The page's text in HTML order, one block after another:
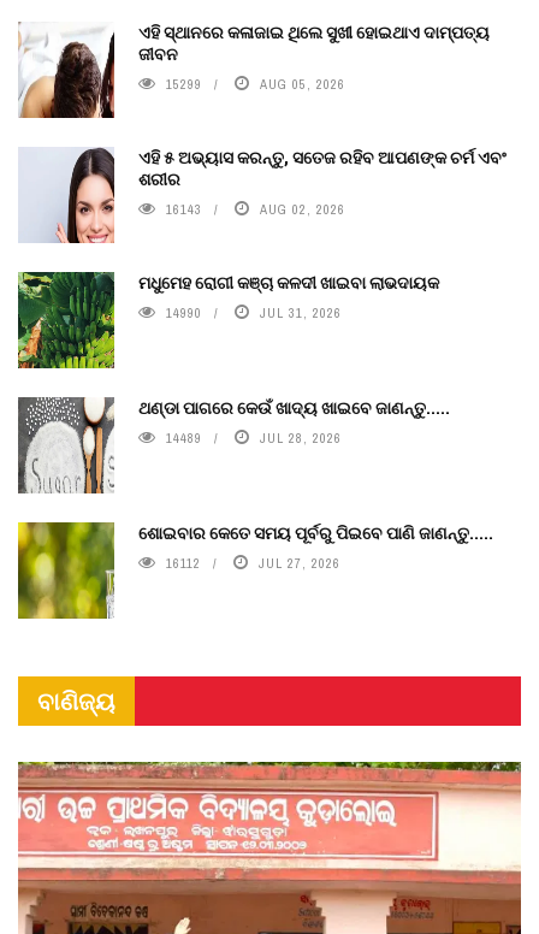
ଏହି ସ୍ଥାନରେ କଳାଜାଇ ଥିଲେ ସୁଖୀ ହୋଇଥାଏ ଦାମ୍ପତ୍ୟ
ଜୀବନ
15299 AUG 05, 2026
ଏହି ୫ ଅଭ୍ୟାସ କରନ୍ତୁ, ସତେଜ ରହିବ ଆପଣଙ୍କ ଚର୍ମ ଏବଂ
ଶରୀର
16143 AUG 02, 2026
ମଧୁମେହ ରୋଗୀ କଞ୍ଚା କଳଦୀ ଖାଇବା ଲାଭଦାୟକ
14990 JUL 31, 2026
ଥଣ୍ଡା ପାଗରେ କେଉଁ ଖାଦ୍ୟ ଖାଇବେ ଜାଣନ୍ତୁ.....
14489 JUL 28, 2026
ଶୋଇବାର କେତେ ସମୟ ପୂର୍ବରୁ ପିଇବେ ପାଣି ଜାଣନ୍ତୁ.....
16112 JUL 27, 2026
ବାଣିଜ୍ୟ